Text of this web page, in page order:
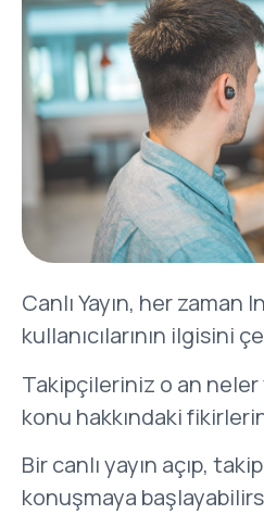
Canlı Yayın, her zaman
kullanıcılarının ilgisini
Takipçileriniz o an neler
konu hakkındaki
Bir canlı yayın açıp,
konuşmaya